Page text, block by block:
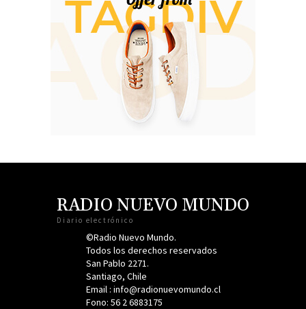
RADIO NUEVO MUNDO
Diario electrónico
©Radio Nuevo Mundo.
Todos los derechos reservados
San Pablo 2271.
Santiago, Chile
Email : info@radionuevomundo.cl
Fono: 56 2 6883175